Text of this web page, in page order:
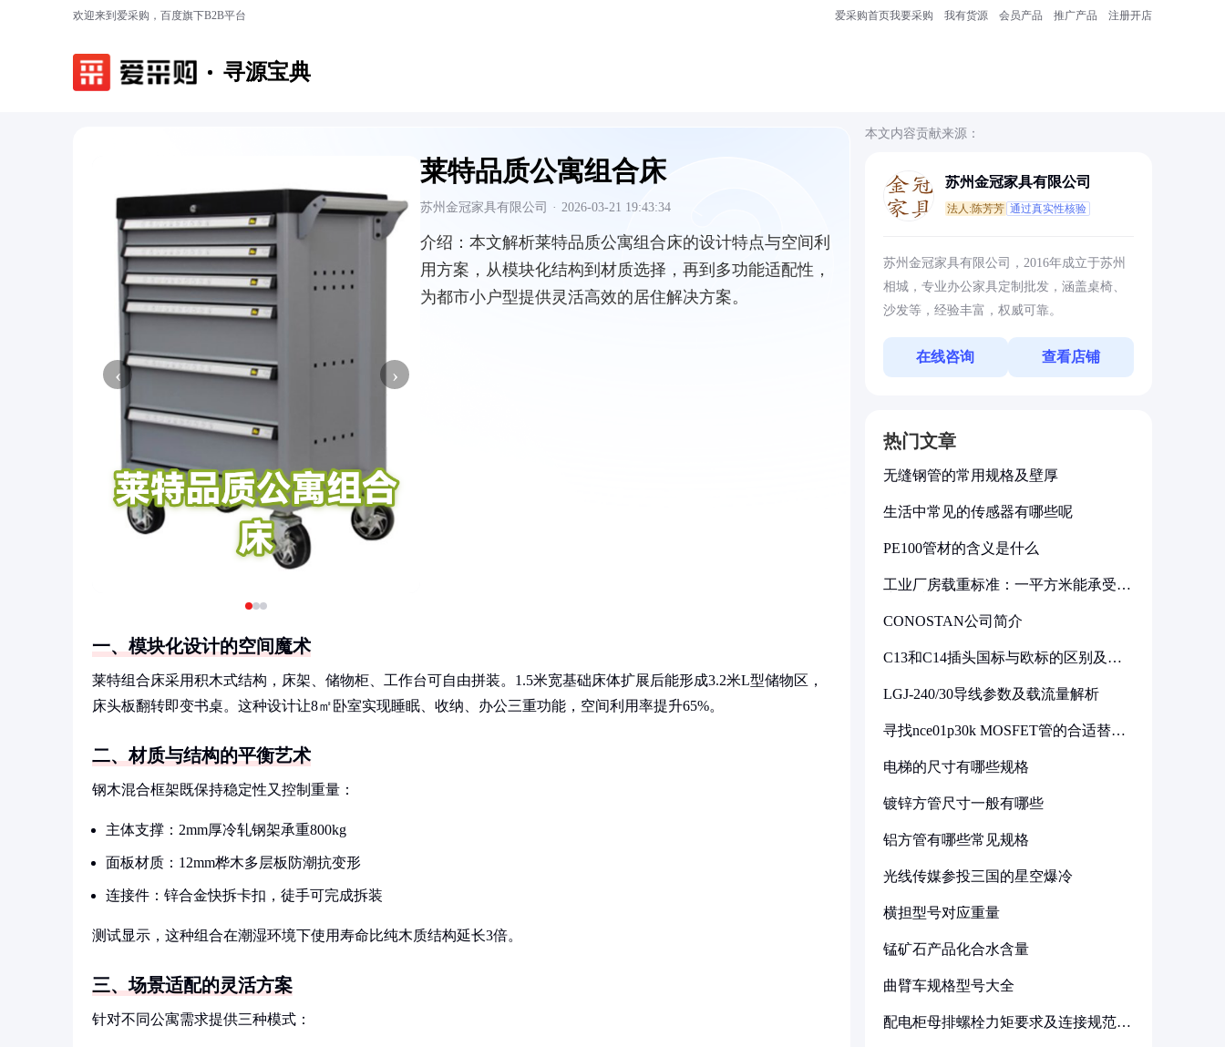
欢迎来到爱采购，百度旗下B2B平台 爱采购首页我要采购 我有货源 会员产品 推广产品 注册开店
寻源宝典
‹ ›
莱特品质公寓组合床
苏州金冠家具有限公司 · 2026-03-21 19:43:34
介绍： 本文解析莱特品质公寓组合床的设计特点与空间利
用方案，从模块化结构到材质选择，再到多功能适配性，
为都市小户型提供灵活高效的居住解决方案。
一、模块化设计的空间魔术
莱特组合床采用积木式结构，床架、储物柜、工作台可自由拼装。1.5米宽基础床体扩展后能形成3.2米L型储物区，
床头板翻转即变书桌。这种设计让8㎡卧室实现睡眠、收纳、办公三重功能，空间利用率提升65%。
二、材质与结构的平衡艺术
钢木混合框架既保持稳定性又控制重量：
主体支撑：2mm厚冷轧钢架承重800kg
面板材质：12mm桦木多层板防潮抗变形
连接件：锌合金快拆卡扣，徒手可完成拆装
测试显示，这种组合在潮湿环境下使用寿命比纯木质结构延长3倍。
三、场景适配的灵活方案
针对不同公寓需求提供三种模式：
本文内容贡献来源：
苏州金冠家具有限公司
法人:陈芳芳 通过真实性核验
苏州金冠家具有限公司，2016年成立于苏州
相城，专业办公家具定制批发，涵盖桌椅、
沙发等，经验丰富，权威可靠。
在线咨询 查看店铺
热门文章
无缝钢管的常用规格及壁厚
生活中常见的传感器有哪些呢
PE100管材的含义是什么
工业厂房载重标准：一平方米能承受多
CONOSTAN公司简介
C13和C14插头国标与欧标的区别及其
LGJ-240/30导线参数及载流量解析
寻找nce01p30k MOSFET管的合适替代
电梯的尺寸有哪些规格
镀锌方管尺寸一般有哪些
铝方管有哪些常见规格
光线传媒参投三国的星空爆冷
横担型号对应重量
锰矿石产品化合水含量
曲臂车规格型号大全
配电柜母排螺栓力矩要求及连接规范详